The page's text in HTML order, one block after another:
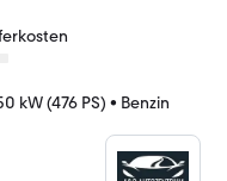
kW (476 PS) • Benzin